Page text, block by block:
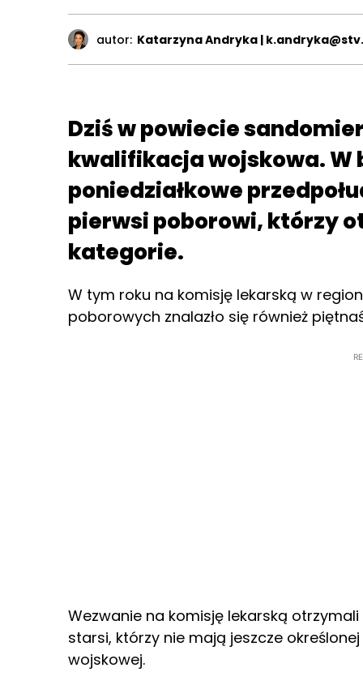
autor: Katarzyna Andryka |
Dziś w powiecie
kwalifikacja wojskowa. W
poniedziałkowe
pierwsi poborowi, którzy
kategorie.
W tym roku na komisję lekarską w
poborowych znalazło się również
Wezwanie na komisję lekarską
starsi, którzy nie mają jeszcze
wojskowej.